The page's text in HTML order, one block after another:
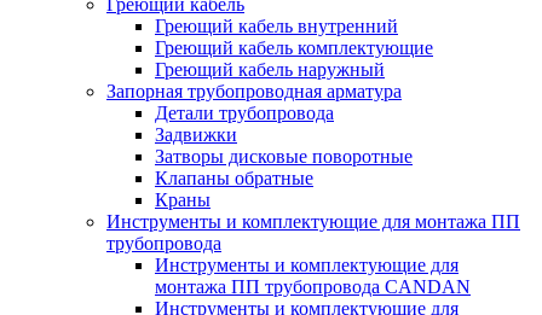
Греющий кабель
Греющий кабель внутренний
Греющий кабель комплектующие
Греющий кабель наружный
Запорная трубопроводная арматура
Детали трубопровода
Задвижки
Затворы дисковые поворотные
Клапаны обратные
Краны
Инструменты и комплектующие для монтажа ПП
трубопровода
Инструменты и комплектующие для
монтажа ПП трубопровода CANDAN
Инструменты и комплектующие для